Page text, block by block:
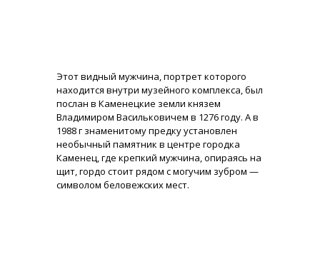
Этот видный мужчина, портрет которого
находится внутри музейного комплекса, был
послан в Каменецкие земли князем
Владимиром Васильковичем в 1276 году. А в
1988 г знаменитому предку установлен
необычный памятник в центре городка
Каменец, где крепкий мужчина, опираясь на
щит, гордо стоит рядом с могучим зубром —
символом беловежских мест.